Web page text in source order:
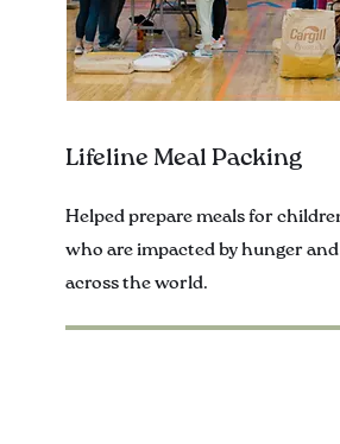
Lifeline Meal Packing
Helped prepare meals for
who are impacted by hunger
across the world.